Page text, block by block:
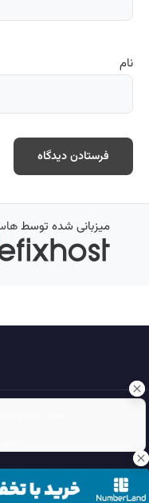
نام
میزبانی شده توسط